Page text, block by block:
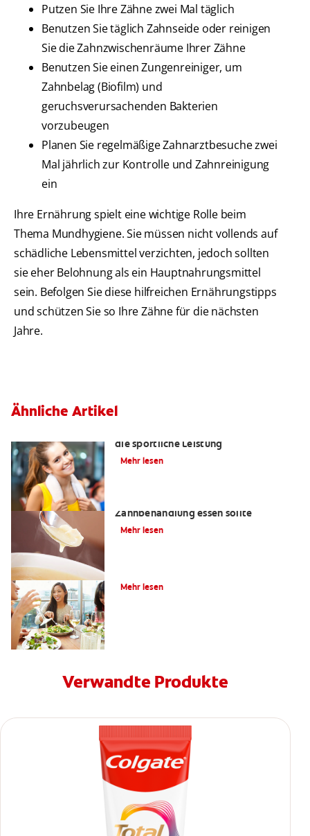
Putzen Sie Ihre Zähne zwei Mal täglich
Benutzen Sie täglich Zahnseide oder reinigen
Sie die Zahnzwischenräume Ihrer Zähne
Benutzen Sie einen Zungenreiniger, um
Zahnbelag (Biofilm) und
geruchsverursachenden Bakterien
vorzubeugen
Planen Sie regelmäßige Zahnarztbesuche zwei
Mal jährlich zur Kontrolle und Zahnreinigung
ein
Ihre Ernährung spielt eine wichtige Rolle beim
Thema Mundhygiene. Sie müssen nicht vollends auf
schädliche Lebensmittel verzichten, jedoch sollten
sie eher Belohnung als ein Hauptnahrungsmittel
sein. Befolgen Sie diese hilfreichen Ernährungstipps
und schützen Sie so Ihre Zähne für die nächsten
Jahre.
Ähnliche Artikel
die sportliche Leistung
Mehr lesen
Zahnbehandlung essen sollte
Mehr lesen
Mehr lesen
Verwandte Produkte